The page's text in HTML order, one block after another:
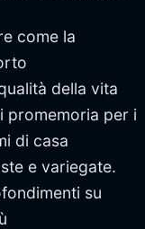
come la
della vita
promemoria per i
di casa
e variegate.
su